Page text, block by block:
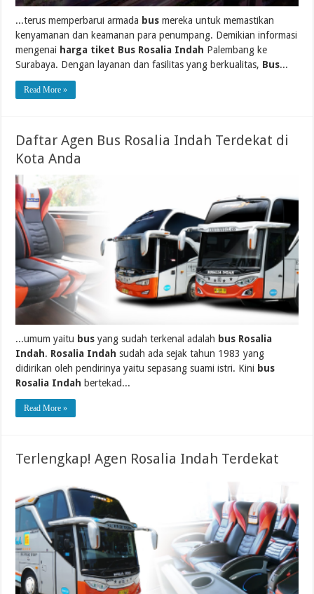
...terus memperbarui armada bus mereka untuk memastikan
kenyamanan dan keamanan para penumpang. Demikian informasi
mengenai harga tiket Bus Rosalia Indah Palembang ke
Surabaya. Dengan layanan dan fasilitas yang berkualitas, Bus...
Read More »
Daftar Agen Bus Rosalia Indah Terdekat di
Kota Anda
...umum yaitu bus yang sudah terkenal adalah bus Rosalia
Indah. Rosalia Indah sudah ada sejak tahun 1983 yang
didirikan oleh pendirinya yaitu sepasang suami istri. Kini bus
Rosalia Indah bertekad...
Read More »
Terlengkap! Agen Rosalia Indah Terdekat